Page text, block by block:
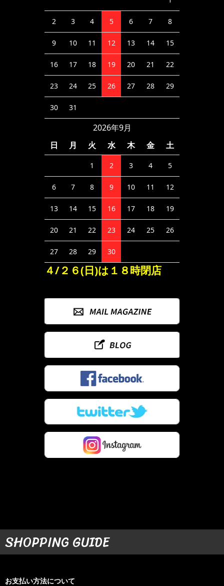
2 3 4 5 6 7 8
9 10 11 12 13 14 15
16 17 18 19 20 21 22
23 24 25 26 27 28 29
30 31
2026年9月
日
月 火 水 木 金 土
1 2 3 4 5
6 7 8 9 10 11 12
13 14 15 16 17 18 19
20 21 22 23 24 25 26
27 28 29 30
４/２６(日)は１８時閉店
SHOPPING GUIDE
お支払い方法について